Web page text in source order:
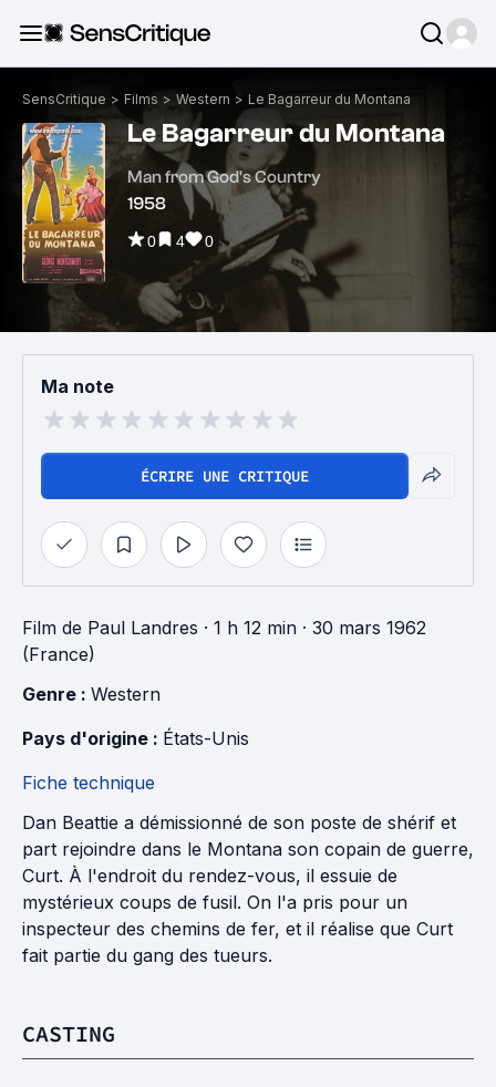
SensCritique > Films > Western > Le Bagarreur du Montana
Le Bagarreur du Montana
Man from God's Country
1958
0 4 0
Ma note
ÉCRIRE UNE CRITIQUE
Film de Paul Landres · 1 h 12 min · 30 mars 1962
(France)
Genre : Western
Pays d'origine : États-Unis
Fiche technique
Dan Beattie a démissionné de son poste de shérif et
part rejoindre dans le Montana son copain de guerre,
Curt. À l'endroit du rendez-vous, il essuie de
mystérieux coups de fusil. On l'a pris pour un
inspecteur des chemins de fer, et il réalise que Curt
fait partie du gang des tueurs.
CASTING